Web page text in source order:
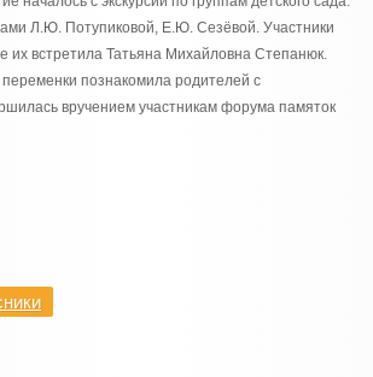
Л.Ю. Потупиковой, Е.Ю. Сезёвой. Участники
их встретила Татьяна Михайловна Степанюк.
познакомила родителей с
вручением участникам форума памяток